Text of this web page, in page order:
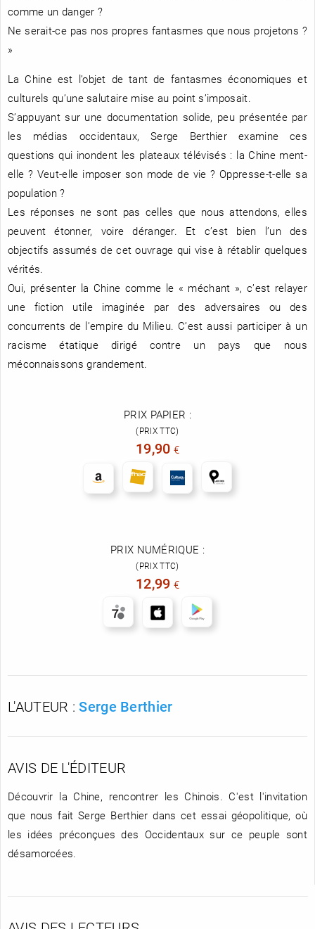
comme un danger ?
Ne serait-ce pas nos propres fantasmes que nous projetons ?
»
La Chine est l’objet de tant de fantasmes économiques et
culturels qu’une salutaire mise au point s’imposait.
S’appuyant sur une documentation solide, peu présentée par
les médias occidentaux, Serge Berthier examine ces
questions qui inondent les plateaux télévisés : la Chine ment-
elle ? Veut-elle imposer son mode de vie ? Oppresse-t-elle sa
population ?
Les réponses ne sont pas celles que nous attendons, elles
peuvent étonner, voire déranger. Et c’est bien l’un des
objectifs assumés de cet ouvrage qui vise à rétablir quelques
vérités.
Oui, présenter la Chine comme le « méchant », c’est relayer
une fiction utile imaginée par des adversaires ou des
concurrents de l’empire du Milieu. C’est aussi participer à un
racisme étatique dirigé contre un pays que nous
méconnaissons grandement.
PRIX PAPIER :
(PRIX TTC)
19,90 €
PRIX NUMÉRIQUE :
(PRIX TTC)
12,99 €
L'AUTEUR :Serge Berthier
AVIS DE L'ÉDITEUR
Découvrir la Chine, rencontrer les Chinois. C'est l'invitation
que nous fait Serge Berthier dans cet essai géopolitique, où
les idées préconçues des Occidentaux sur ce peuple sont
désamorcées.